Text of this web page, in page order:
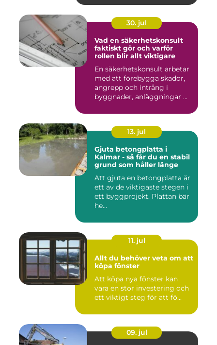
30. jul
Vad en säkerhetskonsult
faktiskt gör och varför
rollen blir allt viktigare
En säkerhetskonsult arbetar
med att förebygga skador,
angrepp och intrång i
byggnader, anläggningar ...
13. jul
Gjuta betongplatta i
Kalmar - så får du en stabil
grund som håller länge
Att gjuta en betongplatta är
ett av de viktigaste stegen i
ett byggprojekt. Plattan bär
he...
11. jul
Allt du behöver veta om att
köpa fönster
Att köpa nya fönster kan
vara en stor investering och
ett viktigt steg för att fö...
09. jul